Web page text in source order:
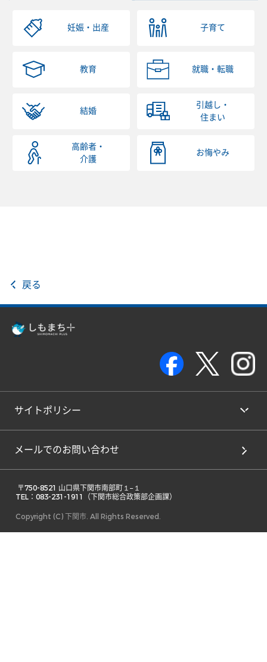
妊娠・出産 子育て
教育 就職・転職
結婚
引越し・
住まい
高齢者・
介護
お悔やみ
戻る
サイトポリシー
メールでのお問い合わせ
TEL：083-231-1911（下関市総合政策部企画課）
Copyright (C) 下関市. All Rights Reserved.